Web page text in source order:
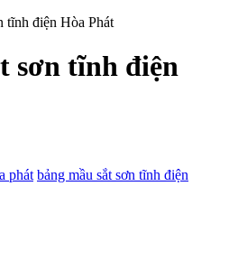
tĩnh điện Hòa Phát
sơn tĩnh điện
phát bảng mầu sắt sơn tĩnh điện